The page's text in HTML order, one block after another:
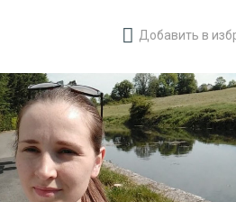
Добавить в